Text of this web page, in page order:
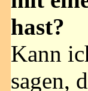
hast?
Kann
sagen,